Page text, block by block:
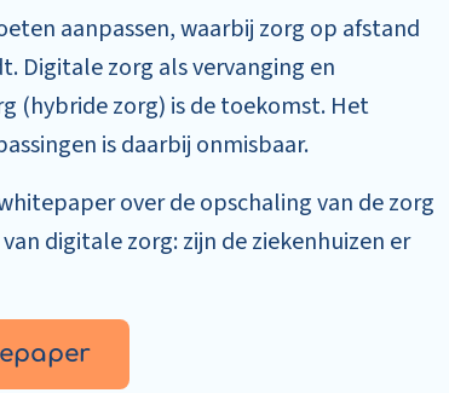
aanpassen, waarbij zorg op afstand
Digitale zorg als vervanging en
(hybride zorg) is de toekomst. Het
is daarbij onmisbaar.
over de opschaling van de zorg
digitale zorg: zijn de ziekenhuizen er